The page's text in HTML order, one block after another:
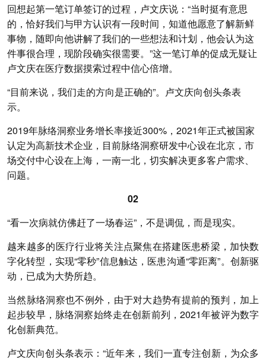
回想起第一笔订单签订的过程，卢文庆说：“当时挺有意思
的，恰好我们与甲方认识有一段时间，知道他愿意了解新鲜
事物，随即向他讲解了我们的一些想法和计划，他会认为这
件事很合理，现阶段确实很需要。”这一笔订单的促成无疑让
卢文庆在医疗数据摸索过程中信心倍增。
“目前来说，我们走的方向是正确的”。卢文庆向创头条表
示。
2019年脉络洞察业务增长率接近300%，2021年正式被国家
认定为高新技术企业，目前脉络洞察研发中心设在北京，市
场交付中心设在上海，一南一北，切实解决更多客户需求、
问题。
02
“看一次病就仿佛赶了一场春运”，不是调侃，而是现实。
越来越多的医疗行业将关注点聚焦在搭建医患桥梁，加快数
字化转型，实现“零秒”信息触达，医患沟通“零距离”。创新驱
动，已成为大势所趋。
当然脉络洞察也不例外，由于对大趋势有提前的预判，加上
起步较早，脉络洞察始终走在创新前列，2021年被评为数字
化创新典范。
卢文庆向创头条表示：“近年来，我们一直专注创新，为众多